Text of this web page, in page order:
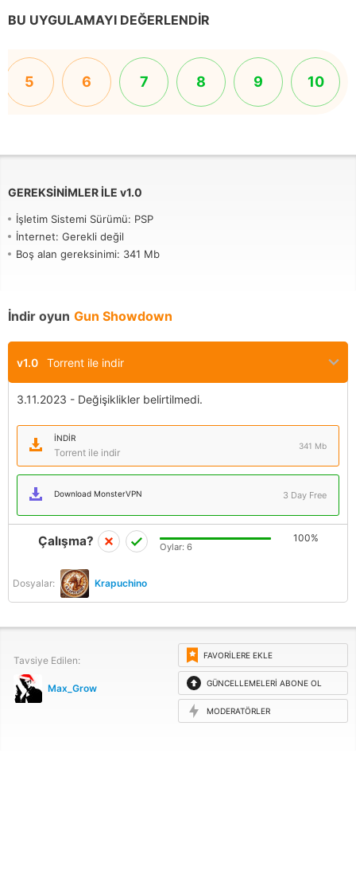
BU UYGULAMAYI DEĞERLENDIR
5 6 7 8 9 10
GEREKSINIMLER ILE v1.0
İşletim Sistemi Sürümü: PSP
İnternet: Gerekli değil
Boş alan gereksinimi: 341 Mb
İndir oyun Gun Showdown
v1.0 Torrent ile indir
3.11.2023 - Değişiklikler belirtilmedi.
İNDIR
Torrent ile indir
341 Mb
Download MonsterVPN 3 Day Free
Dosyalar: Krapuchino
Çalışma? 100%
Oylar: 6
Tavsiye Edilen:
Max_Grow
FAVORILERE EKLE
GÜNCELLEMELERI ABONE OL
MODERATÖRLER